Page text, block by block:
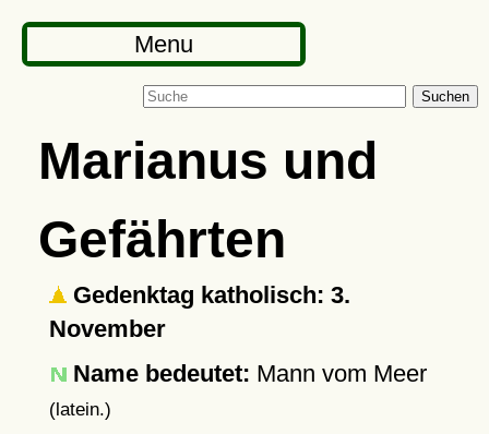
Menu
Suchen
Marianus und
Gefährten
Gedenktag katholisch: 3.
November
Name bedeutet: Mann vom Meer
(latein.)